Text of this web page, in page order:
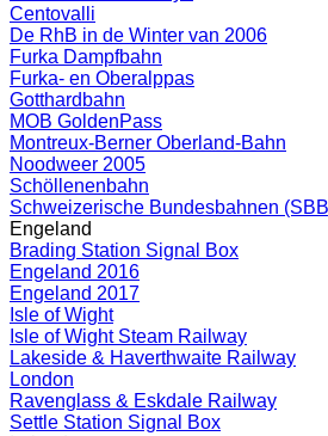
Centovalli
De RhB in de Winter van 2006
Furka Dampfbahn
Furka- en Oberalppas
Gotthardbahn
MOB GoldenPass
Montreux-Berner Oberland-Bahn
Noodweer 2005
Schöllenenbahn
Schweizerische Bundesbahnen
Engeland
Brading Station Signal Box
Engeland 2016
Engeland 2017
Isle of Wight
Isle of Wight Steam Railway
Lakeside & Haverthwaite Railway
London
Ravenglass & Eskdale Railway
Settle Station Signal Box